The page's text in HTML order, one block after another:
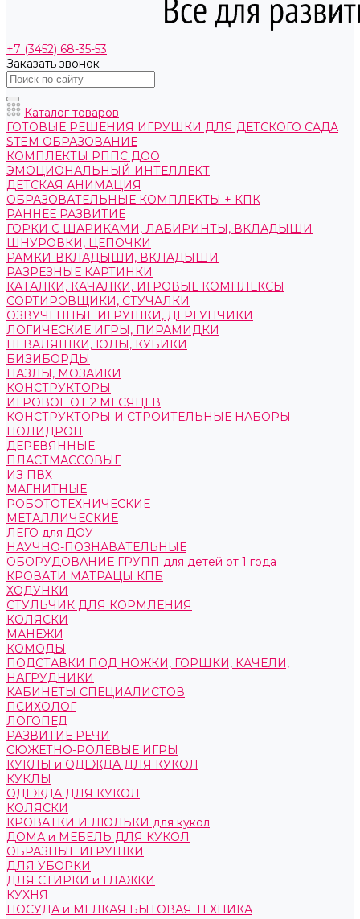
+7 (3452) 68-35-53
Заказать звонок
Каталог товаров
ГОТОВЫЕ РЕШЕНИЯ ИГРУШКИ ДЛЯ ДЕТСКОГО САДА
STEM ОБРАЗОВАНИЕ
КОМПЛЕКТЫ РППС ДОО
ЭМОЦИОНАЛЬНЫЙ ИНТЕЛЛЕКТ
ДЕТСКАЯ АНИМАЦИЯ
ОБРАЗОВАТЕЛЬНЫЕ КОМПЛЕКТЫ + КПК
РАННЕЕ РАЗВИТИЕ
ГОРКИ С ШАРИКАМИ, ЛАБИРИНТЫ, ВКЛАДЫШИ
ШНУРОВКИ, ЦЕПОЧКИ
РАМКИ-ВКЛАДЫШИ, ВКЛАДЫШИ
РАЗРЕЗНЫЕ КАРТИНКИ
КАТАЛКИ, КАЧАЛКИ, ИГРОВЫЕ КОМПЛЕКСЫ
СОРТИРОВЩИКИ, СТУЧАЛКИ
ОЗВУЧЕННЫЕ ИГРУШКИ, ДЕРГУНЧИКИ
ЛОГИЧЕСКИЕ ИГРЫ, ПИРАМИДКИ
НЕВАЛЯШКИ, ЮЛЫ, КУБИКИ
БИЗИБОРДЫ
ПАЗЛЫ, МОЗАИКИ
КОНСТРУКТОРЫ
ИГРОВОЕ ОТ 2 МЕСЯЦЕВ
КОНСТРУКТОРЫ И СТРОИТЕЛЬНЫЕ НАБОРЫ
ПОЛИДРОН
ДЕРЕВЯННЫЕ
ПЛАСТМАССОВЫЕ
ИЗ ПВХ
МАГНИТНЫЕ
РОБОТОТЕХНИЧЕСКИЕ
МЕТАЛЛИЧЕСКИЕ
ЛЕГО для ДОУ
НАУЧНО-ПОЗНАВАТЕЛЬНЫЕ
ОБОРУДОВАНИЕ ГРУПП для детей от 1 года
КРОВАТИ МАТРАЦЫ КПБ
ХОДУНКИ
СТУЛЬЧИК ДЛЯ КОРМЛЕНИЯ
КОЛЯСКИ
МАНЕЖИ
КОМОДЫ
ПОДСТАВКИ ПОД НОЖКИ, ГОРШКИ, КАЧЕЛИ,
НАГРУДНИКИ
КАБИНЕТЫ СПЕЦИАЛИСТОВ
ПСИХОЛОГ
ЛОГОПЕД
РАЗВИТИЕ РЕЧИ
СЮЖЕТНО-РОЛЕВЫЕ ИГРЫ
КУКЛЫ и ОДЕЖДА ДЛЯ КУКОЛ
КУКЛЫ
ОДЕЖДА ДЛЯ КУКОЛ
КОЛЯСКИ
КРОВАТКИ И ЛЮЛЬКИ для кукол
ДОМА и МЕБЕЛЬ ДЛЯ КУКОЛ
ОБРАЗНЫЕ ИГРУШКИ
ДЛЯ УБОРКИ
ДЛЯ СТИРКИ и ГЛАЖКИ
КУХНЯ
ПОСУДА и МЕЛКАЯ БЫТОВАЯ ТЕХНИКА